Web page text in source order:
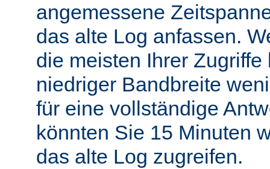
angemessene
das alte Log anfassen.
die meisten Ihrer
niedriger Bandbreite
für eine vollständige
könnten Sie 15 Minuten
das alte Log zugreifen.